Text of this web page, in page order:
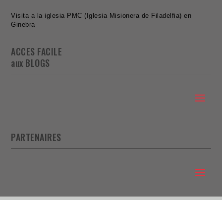
Visita a la iglesia PMC (Iglesia Misionera de Filadelfia) en
Ginebra
ACCES FACILE
aux BLOGS
PARTENAIRES